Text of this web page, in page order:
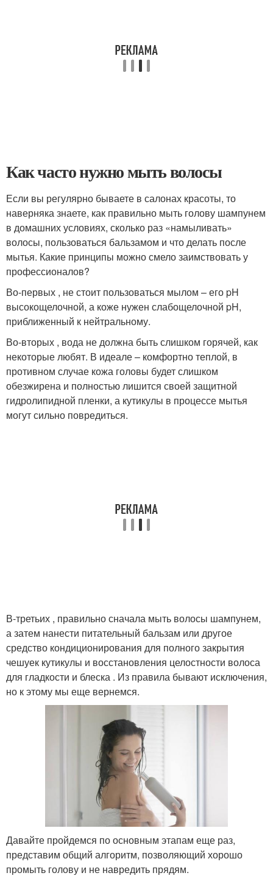
Как часто нужно мыть волосы
Если вы регулярно бываете в салонах красоты, то
наверняка знаете, как правильно мыть голову шампунем
в домашних условиях, сколько раз «намыливать»
волосы, пользоваться бальзамом и что делать после
мытья. Какие принципы можно смело заимствовать у
профессионалов?
Во-первых , не стоит пользоваться мылом – его pH
высокощелочной, а коже нужен слабощелочной pH,
приближенный к нейтральному.
Во-вторых , вода не должна быть слишком горячей, как
некоторые любят. В идеале – комфортно теплой, в
противном случае кожа головы будет слишком
обезжирена и полностью лишится своей защитной
гидролипидной пленки, а кутикулы в процессе мытья
могут сильно повредиться.
В-третьих , правильно сначала мыть волосы шампунем,
а затем нанести питательный бальзам или другое
средство кондиционирования для полного закрытия
чешуек кутикулы и восстановления целостности волоса
для гладкости и блеска . Из правила бывают исключения,
но к этому мы еще вернемся.
Давайте пройдемся по основным этапам еще раз,
представим общий алгоритм, позволяющий хорошо
промыть голову и не навредить прядям.